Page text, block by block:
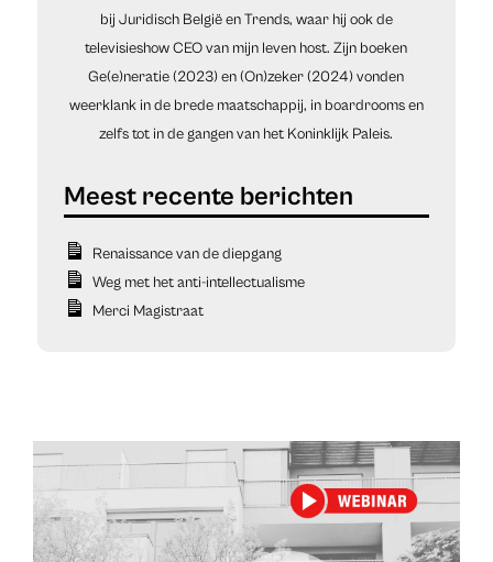
bij Juridisch België en Trends, waar hij ook de
televisieshow CEO van mijn leven host. Zijn boeken
Ge(e)neratie (2023) en (On)zeker (2024) vonden
weerklank in de brede maatschappij, in boardrooms en
zelfs tot in de gangen van het Koninklijk Paleis.
Renaissance van de diepgang
Weg met het anti-intellectualisme
Merci Magistraat